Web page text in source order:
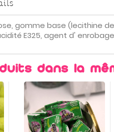
gomme base (lecithine
E325, agent d' enrobage
dans la